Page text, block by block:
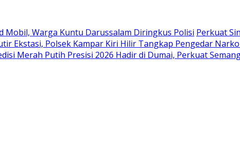
Mobil, Warga Kuntu Darussalam Diringkus Polisi Perkuat
Ekstasi, Polsek Kampar Kiri Hilir Tangkap Pengedar
Merah Putih Presisi 2026 Hadir di Dumai, Perkuat